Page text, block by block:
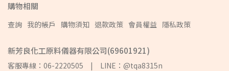
購物相關
查詢 我的帳戶 購物須知 退款政策 會員權益 隱私政策
新芳良化工原料儀器有限公司(69601921)
客服專線：06-2220505 | LINE：@tqa8315n